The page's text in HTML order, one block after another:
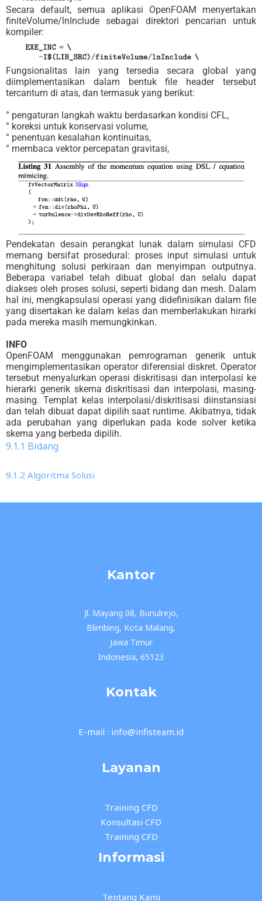
Secara default, semua aplikasi OpenFOAM menyertakan
finiteVolume/lnInclude sebagai direktori pencarian untuk
kompiler:
Fungsionalitas lain yang tersedia secara global yang
diimplementasikan dalam bentuk file header tersebut
tercantum di atas, dan termasuk yang berikut:
° pengaturan langkah waktu berdasarkan kondisi CFL,
° koreksi untuk konservasi volume,
° penentuan kesalahan kontinuitas,
° membaca vektor percepatan gravitasi,
Pendekatan desain perangkat lunak dalam simulasi CFD
memang bersifat prosedural: proses input simulasi untuk
menghitung solusi perkiraan dan menyimpan outputnya.
Beberapa variabel telah dibuat global dan selalu dapat
diakses oleh proses solusi, seperti bidang dan mesh. Dalam
hal ini, mengkapsulasi operasi yang didefinisikan dalam file
yang disertakan ke dalam kelas dan memberlakukan hirarki
pada mereka masih memungkinkan.
INFO
OpenFOAM menggunakan pemrograman generik untuk
mengimplementasikan operator diferensial diskret. Operator
tersebut menyalurkan operasi diskritisasi dan interpolasi ke
hierarki generik skema diskritisasi dan interpolasi, masing-
masing. Templat kelas interpolasi/diskritisasi diinstansiasi
dan telah dibuat dapat dipilih saat runtime. Akibatnya, tidak
ada perubahan yang diperlukan pada kode solver ketika
skema yang berbeda dipilih.
9.1.1 Bidang
9.1.2 Algoritma Solusi
Kantor
Jl. Mayang 08, Bunulrejo,
Blimbing, Kota Malang,
Jawa Timur
Indonesia, 65123
Kontak
E-mail : info@infisteam.id
Layanan
Training CFD
Konsultasi CFD
Training CFD
Informasi
Tentang Kami